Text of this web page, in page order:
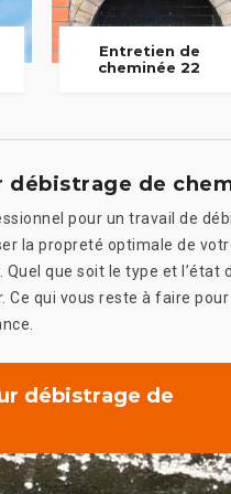
Entretien de
cheminée 22
débistrage de
pour un travail de
la propreté optimale de
Quel que soit le type et
Ce qui vous reste à faire
débistrage de